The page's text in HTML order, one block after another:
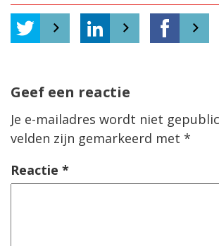
Geef een reactie
Je e-mailadres wordt niet
velden zijn gemarkeerd met *
Reactie *